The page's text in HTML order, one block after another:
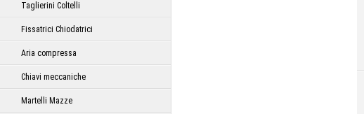
Taglierini Coltelli
Fissatrici Chiodatrici
Aria compressa
Chiavi meccaniche
Martelli Mazze